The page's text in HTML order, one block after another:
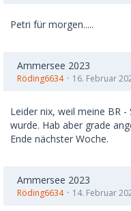
Petri für morgen.....
Ammersee 2023
Röding6634 16. Februar
Leider nix, weil meine BR
wurde. Hab aber grade
Ende nächster Woche.
Ammersee 2023
Röding6634 14. Februar